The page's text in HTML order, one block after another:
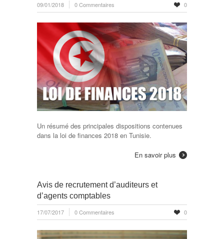
09/01/2018 0 Commentaires 0
Un résumé des principales dispositions contenues
dans la loi de finances 2018 en Tunisie.
En savoir plus
Avis de recrutement d’auditeurs et
d’agents comptables
17/07/2017 0 Commentaires 0